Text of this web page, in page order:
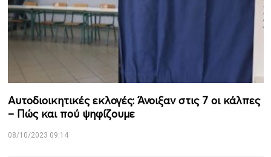
Αυτοδιοικητικές εκλογές: Άνοιξαν στις 7 οι κάλπες
– Πώς και πού ψηφίζουμε
08/10/2023 09:14